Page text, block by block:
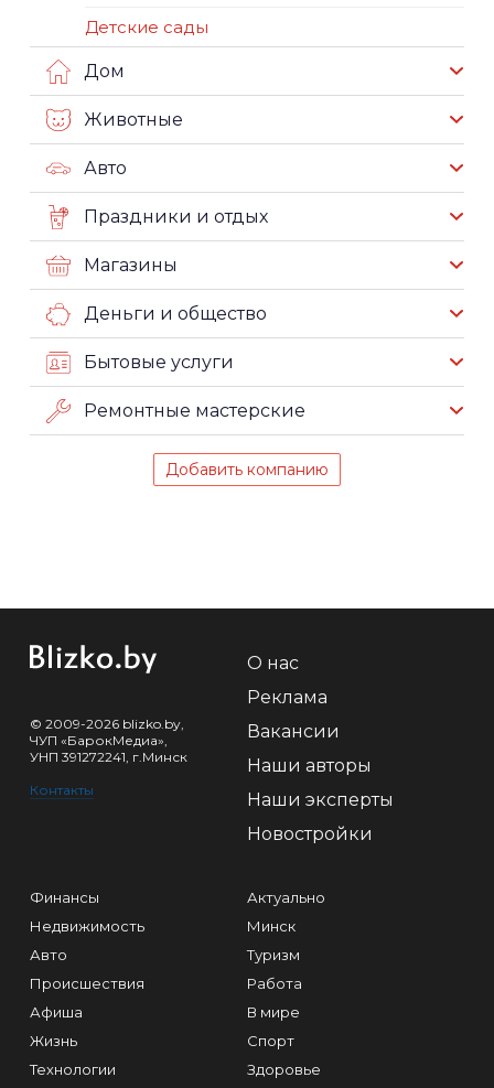
Детские сады
Дом
Животные
Авто
Праздники и отдых
Магазины
Деньги и общество
Бытовые услуги
Ремонтные мастерские
Добавить компанию
© 2009-2026 blizko.by,
ЧУП «БарокМедиа»,
УНП 391272241, г.Минск
Контакты
О нас
Реклама
Вакансии
Наши авторы
Наши эксперты
Новостройки
Финансы
Недвижимость
Авто
Происшествия
Афиша
Жизнь
Технологии
Актуально
Минск
Туризм
Работа
В мире
Спорт
Здоровье